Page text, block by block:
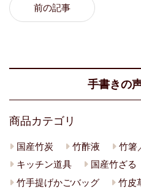
前の記事
手書きの
商品カテゴリ
国産竹炭 竹酢液
竹箸
キッチン道具
国産竹ざる
竹手提げかごバッグ
竹皮